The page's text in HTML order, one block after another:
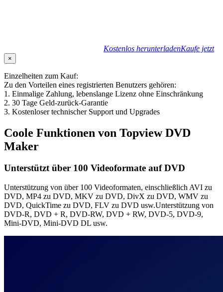
Kostenlos herunterladenKaufe jetzt
×
Einzelheiten zum Kauf:
Zu den Vorteilen eines registrierten Benutzers gehören:
1. Einmalige Zahlung, lebenslange Lizenz ohne Einschränkung
2. 30 Tage Geld-zurück-Garantie
3. Kostenloser technischer Support und Upgrades
Coole Funktionen von Topview DVD
Maker
Unterstützt über 100 Videoformate auf DVD
Unterstützung von über 100 Videoformaten, einschließlich AVI zu
DVD, MP4 zu DVD, MKV zu DVD, DivX zu DVD, WMV zu
DVD, QuickTime zu DVD, FLV zu DVD usw.Unterstützung von
DVD-R, DVD + R, DVD-RW, DVD + RW, DVD-5, DVD-9,
Mini-DVD, Mini-DVD DL usw.